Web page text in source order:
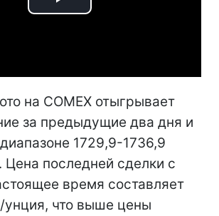
Play
на COMEX отыгрывает
за предыдущие два дня и
1729,9-1736,9
Цена последней сделки с
время составляет
унция, что выше цены